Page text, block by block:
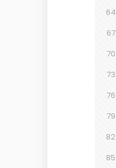
64
67
70
73
76
79
82
85